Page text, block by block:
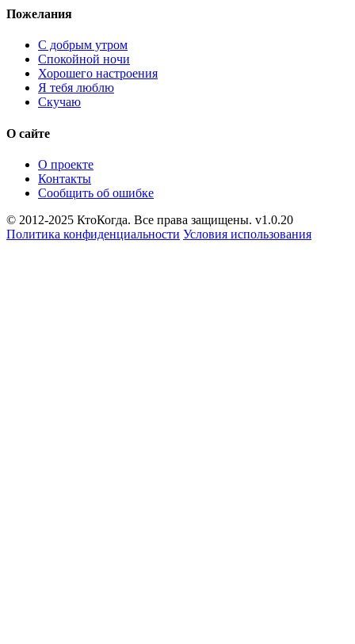
Пожелания
С добрым утром
Спокойной ночи
Хорошего настроения
Я тебя люблю
Скучаю
О сайте
О проекте
Контакты
Сообщить об ошибке
© 2012-2025 КтоКогда. Все права защищены. v1.0.20
Политика конфиденциальности Условия использования